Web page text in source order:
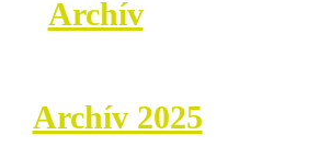
Archív
Archív 2025